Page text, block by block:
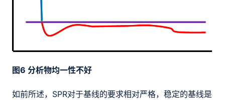
图6 分析物均一性不好
如前所述，SPR对于基线的要求相对严格，稳定的基线是